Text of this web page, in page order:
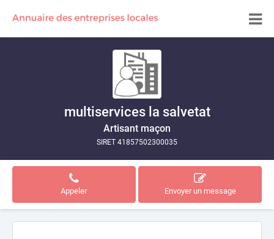
multiservices la salvetat
Artisant maçon
SIRET 41857502300035
Appeler Envoyer un message